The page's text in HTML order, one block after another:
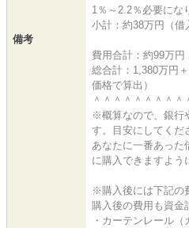
備考
1％～2.2％必要にな
小計：約38万円（借
費用合計：約99万円
総合計：1,380万円
価格で算出）
＾＾＾＾＾＾＾＾＾
※概算なので、銀行
す。目安にしてくだ
あなたに一番あった
に購入できますよう
※購入後には下記の
購入後の費用も資金
・カーテンレール（